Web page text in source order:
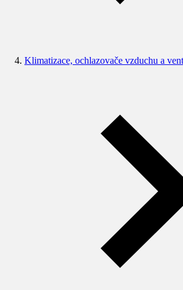
Klimatizace, ochlazovače vzduchu a